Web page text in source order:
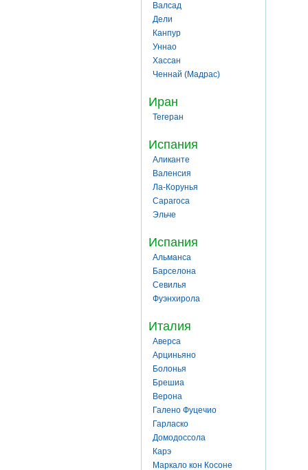
Валсад
Дели
Канпур
Уннао
Хассан
Ченнай (Мадрас)
Иран
Тегеран
Испания
Аликанте
Валенсия
Ла-Корунья
Сарагоса
Эльче
Испания
Альманса
Барселона
Севилья
Фуэнхирола
Италия
Аверса
Арциньяно
Болонья
Брешиа
Верона
Галено Фуцечио
Гарласко
Домодоссола
Карэ
Маркало кон Косоне